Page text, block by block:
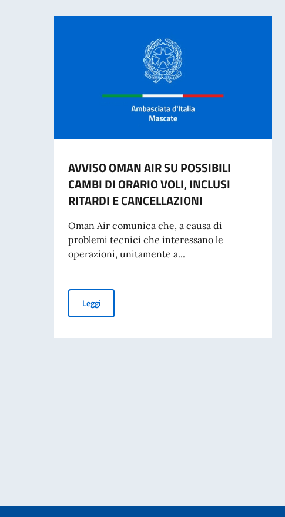
AVVISO OMAN AIR SU POSSIBILI
CAMBI DI ORARIO VOLI, INCLUSI
RITARDI E CANCELLAZIONI
Oman Air comunica che, a causa di
problemi tecnici che interessano le
operazioni, unitamente a...
LeggiAVVISO OMAN AIR SU POSSIBILI CAMBI DI ORARIO